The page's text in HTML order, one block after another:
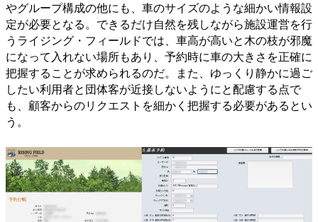
やグループ構成の他にも、車のサイズのような細かい情報設
定が必要となる。できるだけ自然を残しながら施設運営を行
うライジング・フィールドでは、車高が高いと木の枝が邪魔
になって入れない場所もあり、予約時に車の大きさを正確に
把握することが求められるのだ。また、ゆっくり静かに過ご
したい利用者と団体客が近接しないようにと配慮する点で
も、顧客からのリクエストを細かく把握する必要があるとい
う。